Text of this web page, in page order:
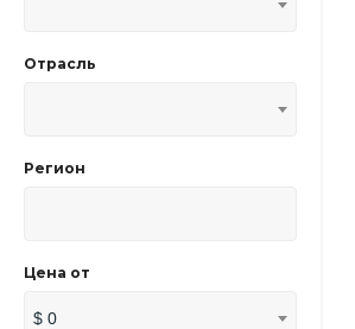
Отрасль
Регион
Цена от
$ 0